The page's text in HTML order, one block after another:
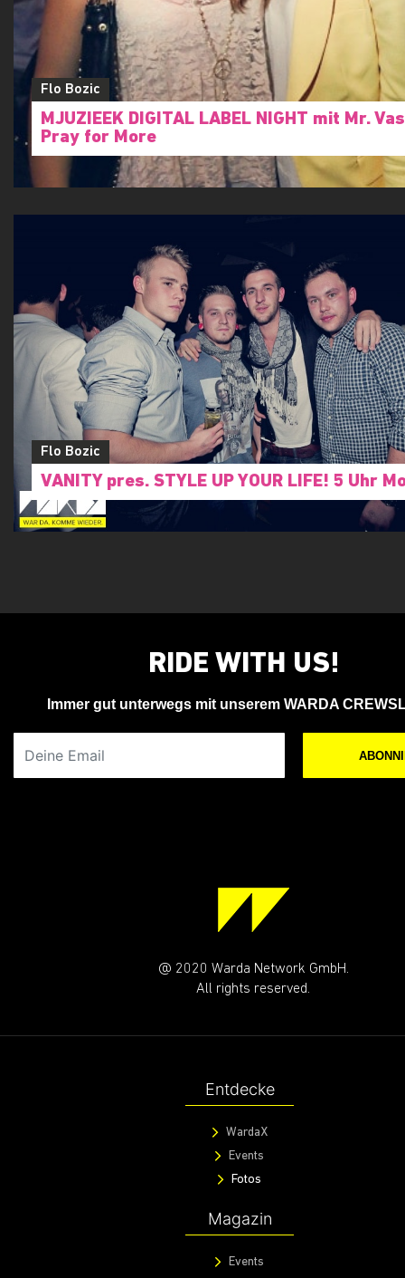
Flo Bozic
MJUZIEEK DIGITAL LABEL NIGHT mit Mr.
Pray for More
Flo Bozic
VANITY pres. STYLE UP YOUR LIFE! 5 Uhr
RIDE WITH US!
Immer gut unterwegs mit unserem WARDA
@ 2020 Warda Network GmbH.
All rights reserved.
Entdecke
WardaX
Events
Fotos
Magazin
Events